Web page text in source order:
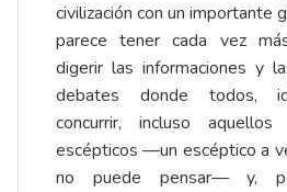
civilización con un importante
parece tener cada vez
digerir las informaciones y
debates donde todos,
concurrir, incluso
escépticos —un escéptico a
no puede pensar— y,